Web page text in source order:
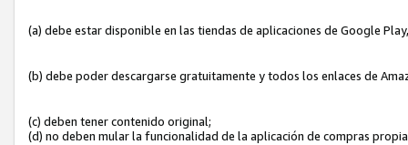
(a) debe estar disponible en las tiendas de aplicaciones de Google
(b) debe poder descargarse gratuitamente y todos los enlaces de
(c) deben tener contenido original;
(d) no deben mular la funcionalidad de la aplicación de compras